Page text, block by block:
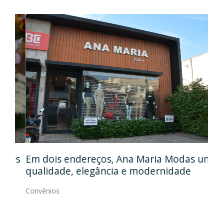
Em dois endereços, Ana Maria Modas une
qualidade, elegância e modernidade
Convênios